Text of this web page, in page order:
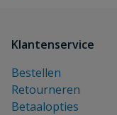
Klantenservice
Bestellen
Retourneren
Betaalopties